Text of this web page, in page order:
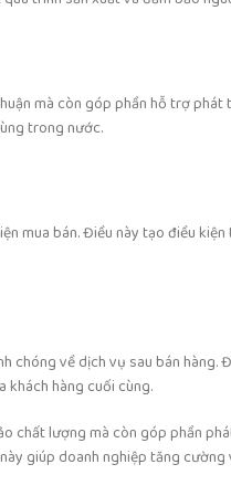
mà còn góp phần hỗ trợ phát
trong nước.
mua bán. Điều này tạo điều
chóng về dịch vụ sau bán hàng.
hàng cuối cùng.
chất lượng mà còn góp phần
giúp doanh nghiệp tăng